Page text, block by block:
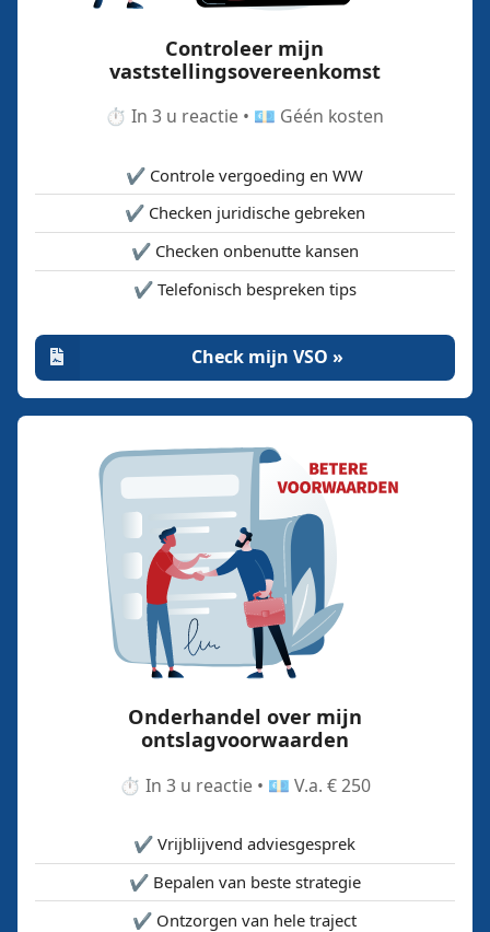
Controleer mijn
vaststellingsovereenkomst
⏱️ In 3 u reactie • 💶 Géén kosten
✔️ Controle vergoeding en WW
✔️ Checken juridische gebreken
✔️ Checken onbenutte kansen
✔️ Telefonisch bespreken tips
Check mijn VSO »
Onderhandel over mijn
ontslagvoorwaarden
⏱️ In 3 u reactie • 💶 V.a. € 250
✔️ Vrijblijvend adviesgesprek
✔️ Bepalen van beste strategie
✔️ Ontzorgen van hele traject